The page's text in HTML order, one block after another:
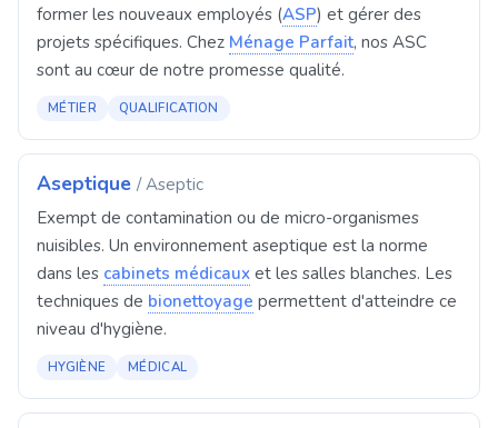
former les nouveaux employés (ASP) et gérer des
projets spécifiques. Chez Ménage Parfait, nos ASC
sont au cœur de notre promesse qualité.
MÉTIER QUALIFICATION
Aseptique / Aseptic
Exempt de contamination ou de micro-organismes
nuisibles. Un environnement aseptique est la norme
dans les cabinets médicaux et les salles blanches. Les
techniques de bionettoyage permettent d'atteindre ce
niveau d'hygiène.
HYGIÈNE MÉDICAL